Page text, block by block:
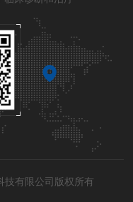
有限公司版权所有